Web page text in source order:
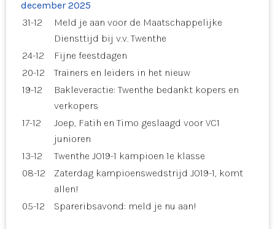
december 2025
31-12
Meld je aan voor de Maatschappelijke
Diensttijd bij v.v. Twenthe
24-12
Fijne feestdagen
20-12
Trainers en leiders in het nieuw
19-12
Bakleveractie: Twenthe bedankt kopers en
verkopers
17-12
Joep, Fatih en Timo geslaagd voor VC1
junioren
13-12
Twenthe JO19-1 kampioen 1e klasse
08-12
Zaterdag kampioenswedstrijd JO19-1, komt
allen!
05-12
Spareribsavond: meld je nu aan!